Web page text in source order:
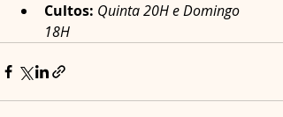
Cultos: Quinta 20H e Domingo
18H